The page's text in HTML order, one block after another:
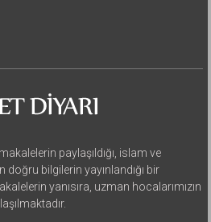
paylaşıldığı, islam ve
bilgilerin yayınlandığı bir
yanısıra, uzman hocalarımızın